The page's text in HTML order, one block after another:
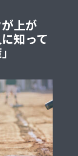
上が
知って